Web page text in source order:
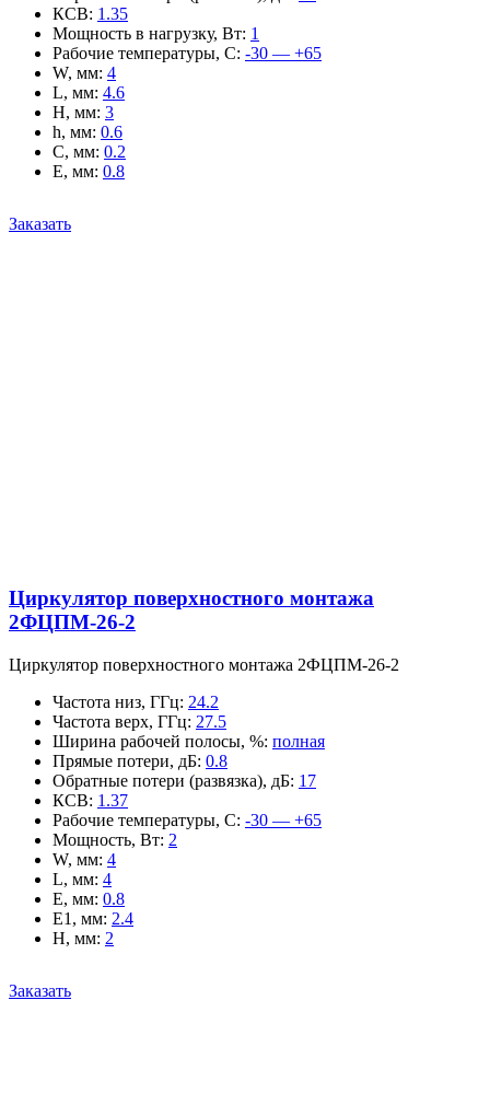
КСВ: 1.35
Мощность в нагрузку, Вт: 1
Рабочие температуры, С: -30 — +65
W, мм: 4
L, мм: 4.6
H, мм: 3
h, мм: 0.6
C, мм: 0.2
E, мм: 0.8
Заказать
Циркулятор поверхностного монтажа
2ФЦПМ-26-2
Циркулятор поверхностного монтажа 2ФЦПМ-26-2
Частота низ, ГГц: 24.2
Частота верх, ГГц: 27.5
Ширина рабочей полосы, %: полная
Прямые потери, дБ: 0.8
Обратные потери (развязка), дБ: 17
КСВ: 1.37
Рабочие температуры, С: -30 — +65
Мощность, Вт: 2
W, мм: 4
L, мм: 4
E, мм: 0.8
E1, мм: 2.4
H, мм: 2
Заказать